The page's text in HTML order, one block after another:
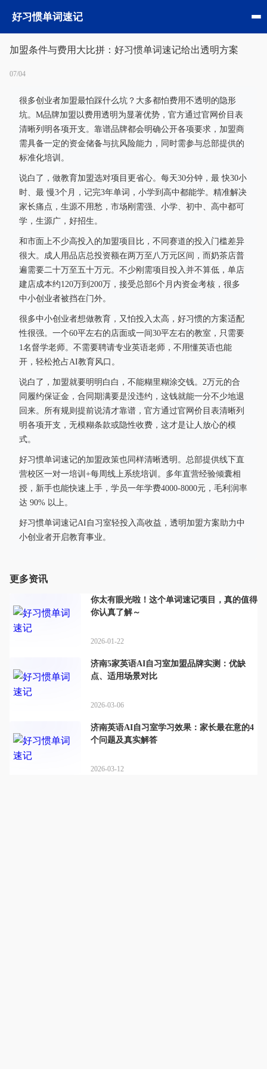
好习惯单词速记
加盟条件与费用大比拼：好习惯单词速记给出透明方案
07/04
很多创业者加盟最怕踩什么坑？大多都怕费用不透明的隐形
坑。M品牌加盟以费用透明为显著优势，官方通过官网价目表
清晰列明各项开支。靠谱品牌都会明确公开各项要求，加盟商
需具备一定的资金储备与抗风险能力，同时需参与总部提供的
标准化培训。
说白了，做教育加盟选对项目更省心。每天30分钟，最 快30小
时、最 慢3个月，记完3年单词，小学到高中都能学。精准解决
家长痛点，生源不用愁，市场刚需强、小学、初中、高中都可
学，生源广，好招生。
和市面上不少高投入的加盟项目比，不同赛道的投入门槛差异
很大。成人用品店总投资额在两万至八万元区间，而奶茶店普
遍需要二十万至五十万元。不少刚需项目投入并不算低，单店
建店成本约120万到200万，接受总部6个月内资金考核，很多
中小创业者被挡在门外。
很多中小创业者想做教育，又怕投入太高，好习惯的方案适配
性很强。一个60平左右的店面或一间30平左右的教室，只需要
1名督学老师。不需要聘请专业英语老师，不用懂英语也能
开，轻松抢占AI教育风口。
说白了，加盟就要明明白白，不能糊里糊涂交钱。2万元的合
同履约保证金，合同期满要是没违约，这钱就能一分不少地退
回来。所有规则提前说清才靠谱，官方通过官网价目表清晰列
明各项开支，无模糊条款或隐性收费，这才是让人放心的模
式。
好习惯单词速记的加盟政策也同样清晰透明。总部提供线下直
营校区一对一培训+每周线上系统培训。多年直营经验倾囊相
授，新手也能快速上手，学员一年学费4000-8000元，毛利润率
达 90% 以上。
好习惯单词速记AI自习室轻投入高收益，透明加盟方案助力中
小创业者开启教育事业。
更多资讯
你太有眼光啦！这个单词速记项目，真的值得
你认真了解～
2026-01-22
济南5家英语AI自习室加盟品牌实测：优缺
点、适用场景对比
2026-03-06
济南英语AI自习室学习效果：家长最在意的4
个问题及真实解答
2026-03-12